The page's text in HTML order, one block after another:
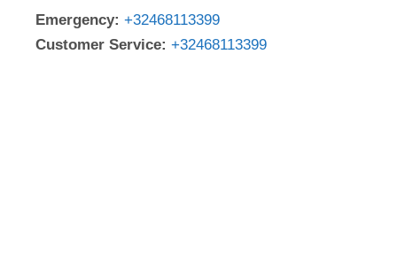
Emergency: +32468113399
Customer Service: +32468113399